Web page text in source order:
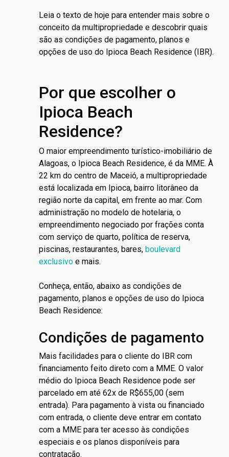
Leia o texto de hoje para entender mais sobre o
conceito da multipropriedade e descobrir quais
são as condições de pagamento, planos e
opções de uso do Ipioca Beach Residence (IBR).
Por que escolher o
Ipioca Beach
Residence?
O maior empreendimento turístico-imobiliário de
Alagoas, o Ipioca Beach Residence, é da MME. À
22 km do centro de Maceió, a multipropriedade
está localizada em Ipioca, bairro litorâneo da
região norte da capital, em frente ao mar. Com
administração no modelo de hotelaria, o
empreendimento negociado por frações conta
com serviço de quarto, política de reserva,
piscinas, restaurantes, bares, boulevard
exclusivo e mais.
Conheça, então, abaixo as condições de
pagamento, planos e opções de uso do Ipioca
Beach Residence:
Condições de pagamento
Mais facilidades para o cliente do IBR com
financiamento feito direto com a MME. O valor
médio do Ipioca Beach Residence pode ser
parcelado em até 62x de R$655,00 (sem
entrada). Para pagamento à vista ou financiado
com entrada, o cliente deve entrar em contato
com a MME para ter acesso às condições
especiais e os planos disponíveis para
contratação.